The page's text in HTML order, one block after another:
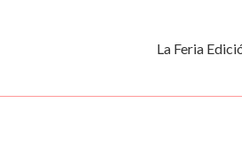
La Feria